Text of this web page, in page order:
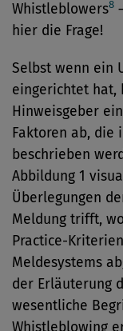
Whistleblowers8
hier die Frage!
Selbst wenn ein
eingerichtet hat,
Hinweisgeber
Faktoren ab, die
beschrieben
Abbildung 1
Überlegungen
Meldung trifft,
Practice-
Meldesystems
der Erläuterung
wesentliche
Whistleblowing